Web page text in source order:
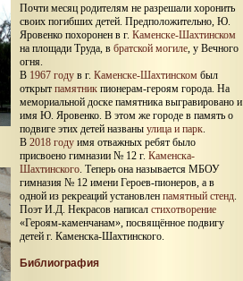
Почти месяц родителям не разрешали хоронить
своих погибших детей. Предположительно, Ю.
Яровенко похоронен в г. Каменске-Шахтинском
на площади Труда, в братской могиле , у Вечного
огня.
В 1967 году в г. Каменске-Шахтинском был
открыт памятник пионерам-героям города. На
мемориальной доске памятника выгравировано и
имя Ю. Яровенко. В этом же городе в память о
подвиге этих детей названы улица и парк
В 2018 году имя отважных ребят было
присвоено гимназии № 12 г. Каменска-
Шахтинского . Теперь она называется МБОУ
гимназия № 12 имени Героев-пионеров, а в
одной из рекреаций установлен памятный стенд
Поэт И.Д. Некрасов написал стихотворение
«Героям-каменчанам», посвящённое подвигу
детей г. Каменска-Шахтинского.
Библиография